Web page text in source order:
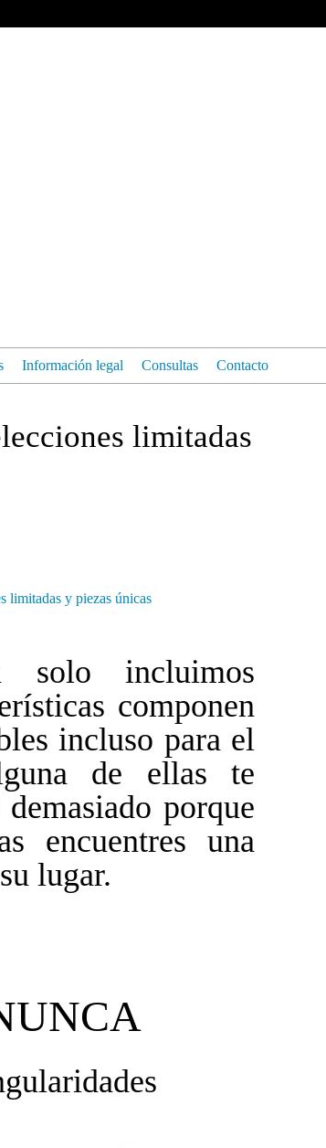
Información legal Consultas Contacto
limitadas
incluimos
componen
incluso para el
de ellas te
porque
encuentres una
lugar.